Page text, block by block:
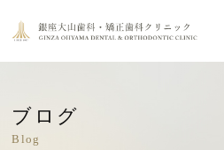
ブログ
Blog